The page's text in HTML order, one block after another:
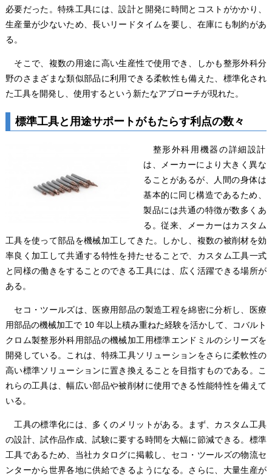
必要だった。特殊工具には、設計と開発に時間とコストがかかり、
生産量が少ないため、長いリードタイムを要し、在庫にも制約があ
る。
そこで、複数の用途に高い生産性で使用でき、しかも整形外科分
野のさまざまな類似部品に利用できる柔軟性も備えた、標準化され
た工具を開発し、使用するという新たなアプローチが現れた。
標準工具と用途サポートがもたらす利点の数々
整形外科用機器の詳細設計
は、メーカーにより大きく異な
ることがあるが、人間の身体は
基本的に同じ構造であるため、
製品には共通の特徴が数多くあ
る。従来、メーカーはカスタム
工具を使って部品を機械加工してきた。しかし、複数の被削材を効
率良く加工して共通する特性を持たせることで、カスタム工具一式
と同様の働きをすることのできる工具には、広く活躍できる場所が
ある。
セコ・ツールズは、医療用部品の製造工程を綿密に分析し、医療
用部品の機械加工で 10 年以上積み重ねた経験を活かして、コバルト
クロム製整形外科用部品の機械加工用標準エンドミルのシリーズを
開発している。これは、特殊工具ソリューションをさらに柔軟性の
高い標準ソリューションに置き換えることを目指すものである。こ
れらの工具は、幅広い部品や被削材に使用できる性能特性を備えて
いる。
工具の標準化には、多くのメリットがある。まず、カスタム工具
の設計、試作品作成、試験に要する時間を大幅に節減できる。標準
工具であるため、当社カタログに掲載し、セコ・ツールズの物流セ
ンターから世界各地に供給できるようになる。さらに、大量生産が